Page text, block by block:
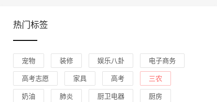
热门标签
宠物 装修 娱乐八卦 电子商务
高考志愿 家具 高考 三农
奶油 肺炎 厨卫电器 厨房